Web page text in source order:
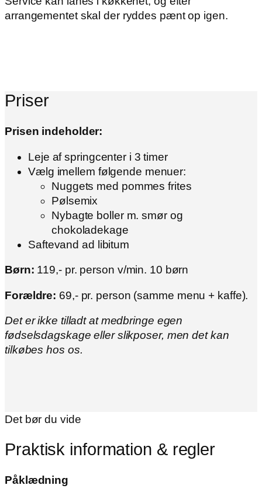
arrangementet skal der ryddes pænt op igen.
Priser
Prisen indeholder:
Leje af springcenter i 3 timer
Vælg imellem følgende menuer:
Nuggets med pommes frites
Pølsemix
Nybagte boller m. smør og
chokoladekage
Saftevand ad libitum
Børn: 119,- pr. person v/min. 10 børn
Forældre: 69,- pr. person (samme menu + kaffe).
Det er ikke tilladt at medbringe egen
fødselsdagskage eller slikposer, men det kan
tilkøbes hos os.
Det bør du vide
Praktisk information & regler
Påklædning